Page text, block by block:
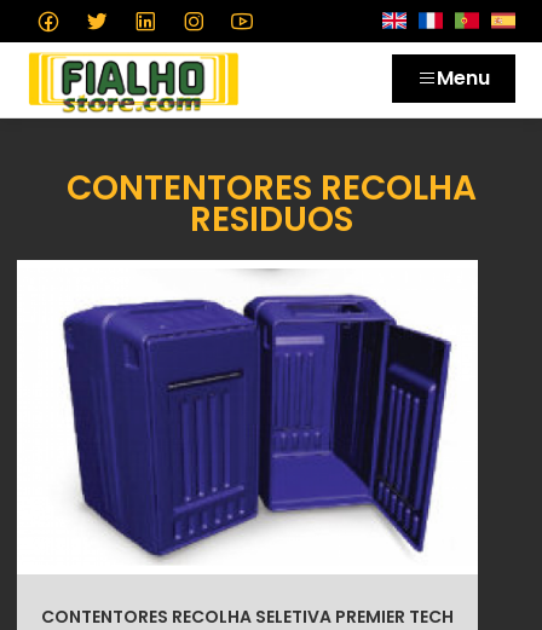
Menu
CONTENTORES RECOLHA
RESIDUOS
CONTENTORES RECOLHA SELETIVA PREMIER TECH